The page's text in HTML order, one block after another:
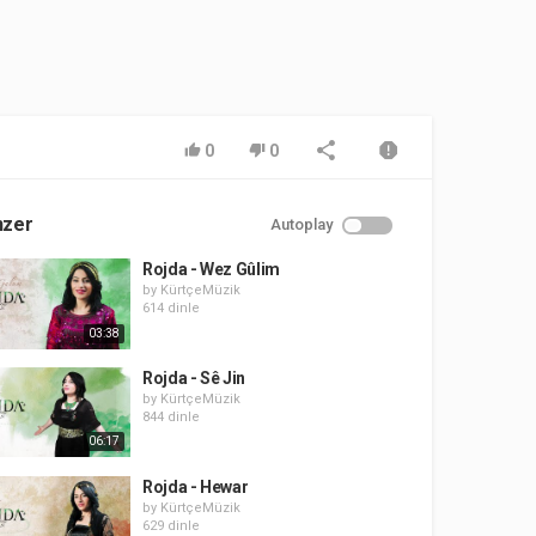
0 0
Autoplay
03:38
Rojda - Wez Gûlim
by KürtçeMüzik
614 dinle
06:17
Rojda - Sê Jin
by KürtçeMüzik
844 dinle
Rojda - Hewar
by KürtçeMüzik
629 dinle